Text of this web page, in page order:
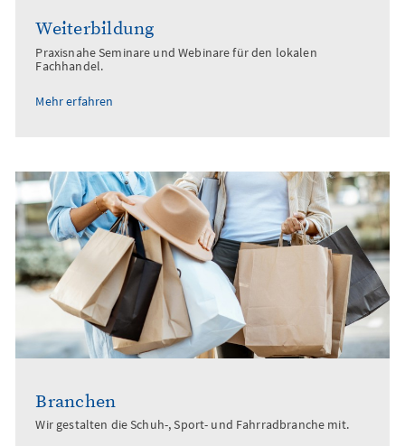
Weiterbildung
Praxisnahe Seminare und Webinare für den lokalen
Fachhandel.
Mehr erfahren
Branchen
Wir gestalten die Schuh-, Sport- und Fahrradbranche mit.